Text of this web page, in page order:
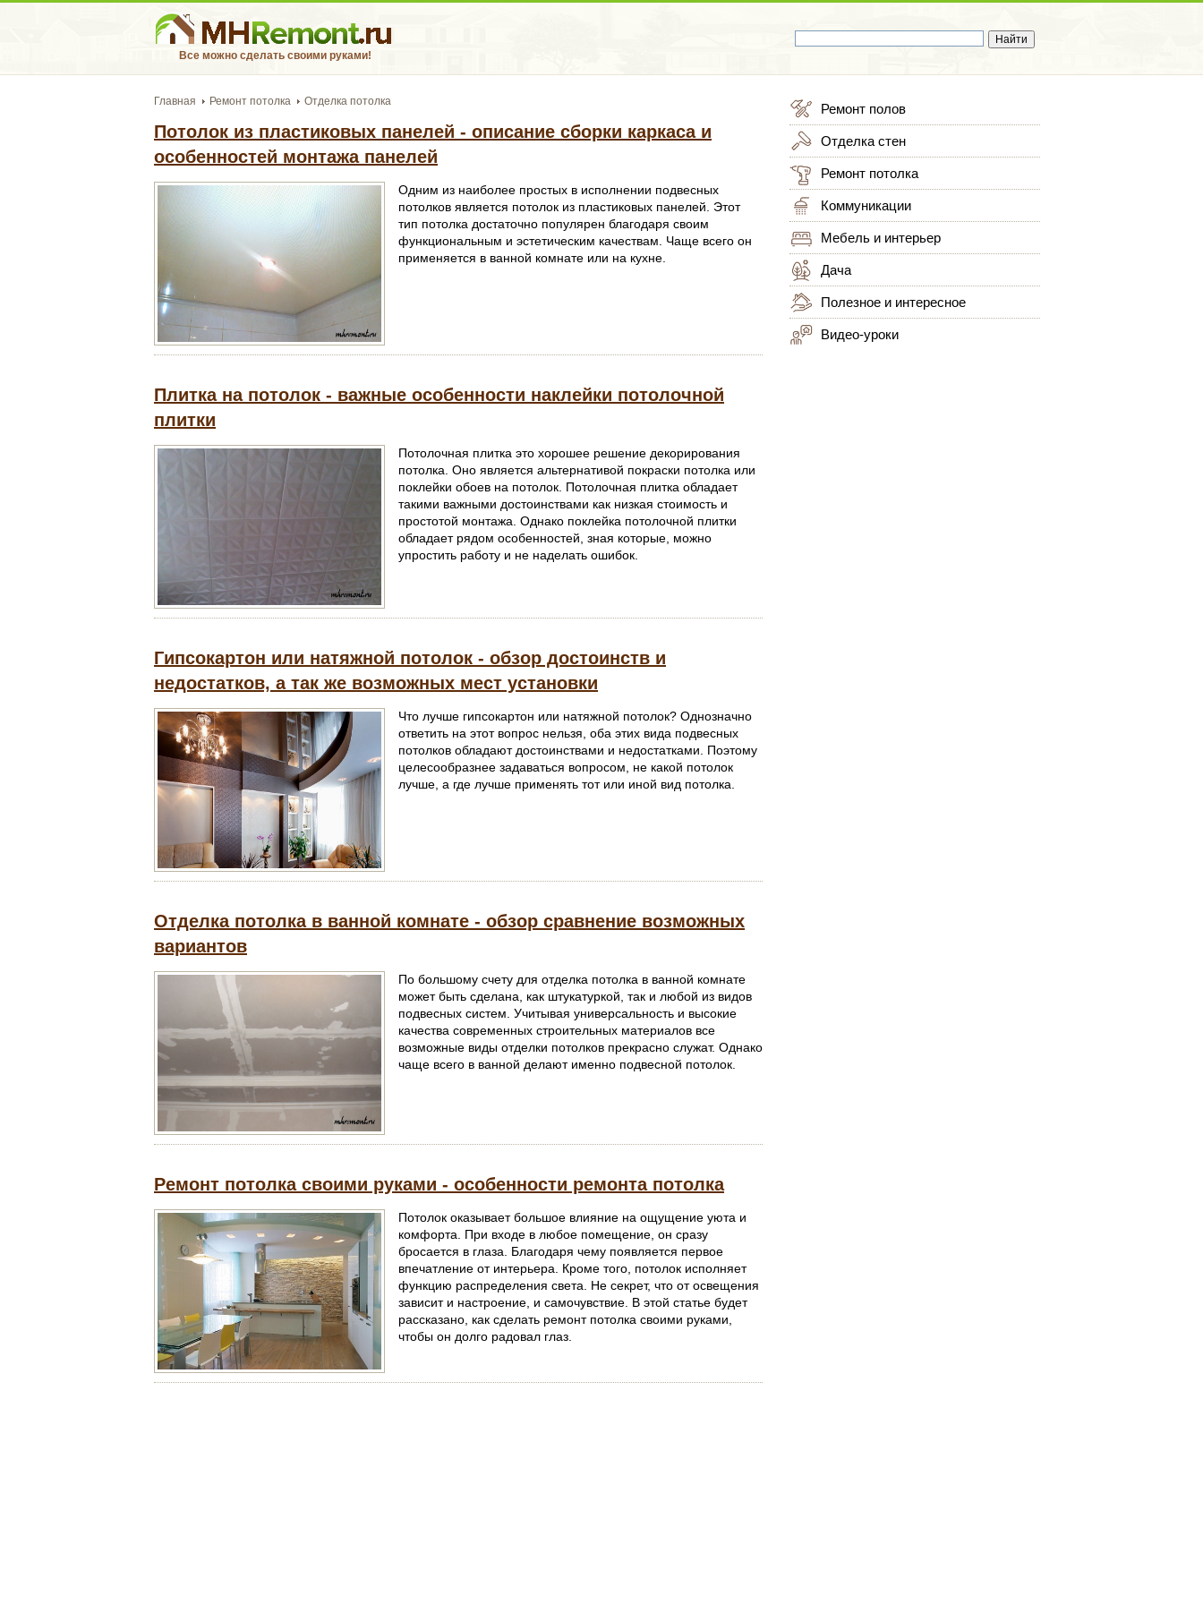
Все можно сделать своими руками!
Главная Ремонт потолка Отделка потолка
Потолок из пластиковых панелей - описание сборки каркаса и
особенностей монтажа панелей
Одним из наиболее простых в исполнении подвесных
потолков является потолок из пластиковых панелей. Этот
тип потолка достаточно популярен благодаря своим
функциональным и эстетическим качествам. Чаще всего он
применяется в ванной комнате или на кухне.
Плитка на потолок - важные особенности наклейки потолочной
плитки
Потолочная плитка это хорошее решение декорирования
потолка. Оно является альтернативой покраски потолка или
поклейки обоев на потолок. Потолочная плитка обладает
такими важными достоинствами как низкая стоимость и
простотой монтажа. Однако поклейка потолочной плитки
обладает рядом особенностей, зная которые, можно
упростить работу и не наделать ошибок.
Гипсокартон или натяжной потолок - обзор достоинств и
недостатков, а так же возможных мест установки
Что лучше гипсокартон или натяжной потолок? Однозначно
ответить на этот вопрос нельзя, оба этих вида подвесных
потолков обладают достоинствами и недостатками. Поэтому
целесообразнее задаваться вопросом, не какой потолок
лучше, а где лучше применять тот или иной вид потолка.
Отделка потолка в ванной комнате - обзор сравнение возможных
вариантов
По большому счету для отделка потолка в ванной комнате
может быть сделана, как штукатуркой, так и любой из видов
подвесных систем. Учитывая универсальность и высокие
качества современных строительных материалов все
возможные виды отделки потолков прекрасно служат. Однако
чаще всего в ванной делают именно подвесной потолок.
Ремонт потолка своими руками - особенности ремонта потолка
Потолок оказывает большое влияние на ощущение уюта и
комфорта. При входе в любое помещение, он сразу
бросается в глаза. Благодаря чему появляется первое
впечатление от интерьера. Кроме того, потолок исполняет
функцию распределения света. Не секрет, что от освещения
зависит и настроение, и самочувствие. В этой статье будет
рассказано, как сделать ремонт потолка своими руками,
чтобы он долго радовал глаз.
Ремонт полов
Отделка стен
Ремонт потолка
Коммуникации
Мебель и интерьер
Дача
Полезное и интересное
Видео-уроки